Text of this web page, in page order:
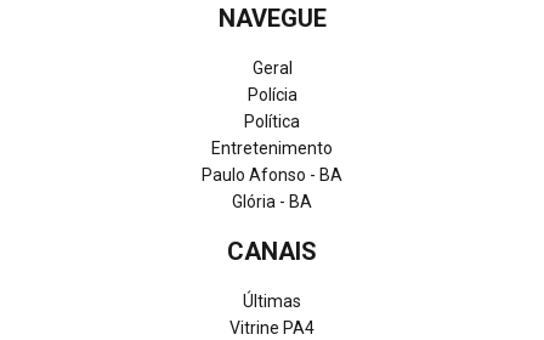
NAVEGUE
Geral
Polícia
Política
Entretenimento
Paulo Afonso - BA
Glória - BA
CANAIS
Últimas
Vitrine PA4